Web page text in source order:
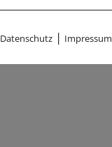
Datenschutz | Impressum